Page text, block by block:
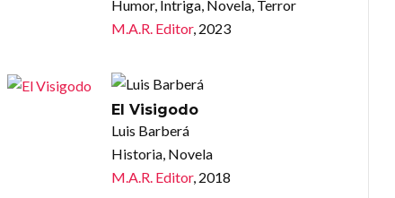
Humor, Intriga, Novela, Terror
M.A.R. Editor, 2023
El Visigodo
Luis Barberá
Historia, Novela
M.A.R. Editor, 2018